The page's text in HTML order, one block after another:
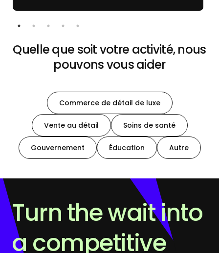
Quelle que soit votre activité, nous
pouvons vous aider
Commerce de détail de luxe
Vente au détail Soins de santé
Gouvernement Éducation Autre
Turn the wait into
a competitive